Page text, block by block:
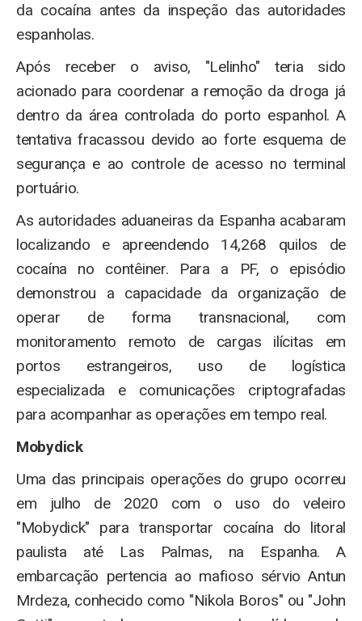
da cocaína antes da inspeção das autoridades
espanholas.
Após receber o aviso, "Lelinho" teria sido
acionado para coordenar a remoção da droga já
dentro da área controlada do porto espanhol. A
tentativa fracassou devido ao forte esquema de
segurança e ao controle de acesso no terminal
portuário.
As autoridades aduaneiras da Espanha acabaram
localizando e apreendendo 14,268 quilos de
cocaína no contêiner. Para a PF, o episódio
demonstrou a capacidade da organização de
operar de forma transnacional, com
monitoramento remoto de cargas ilícitas em
portos estrangeiros, uso de logística
especializada e comunicações criptografadas
para acompanhar as operações em tempo real.
Mobydick
Uma das principais operações do grupo ocorreu
em julho de 2020 com o uso do veleiro
"Mobydick" para transportar cocaína do litoral
paulista até Las Palmas, na Espanha. A
embarcação pertencia ao mafioso sérvio Antun
Mrdeza, conhecido como "Nikola Boros" ou "John